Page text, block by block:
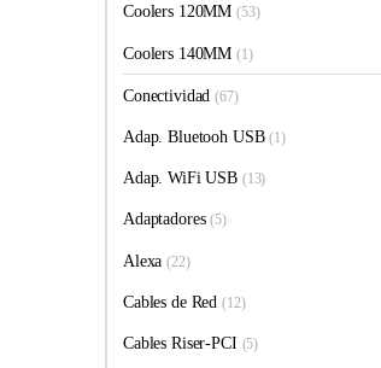
Coolers 120MM(53)
Coolers 140MM(1)
Conectividad(67)
Adap. Bluetooh USB(1)
Adap. WiFi USB (13)
Adaptadores(5)
Alexa(22)
Cables de Red(12)
Cables Riser-PCI (5)